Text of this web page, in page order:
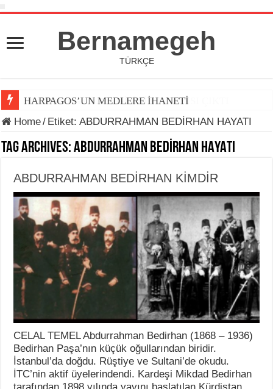
Bernamegeh
TÜRKÇE
HARPAGOS’UN MEDLERE İHANETİ
Home/ Etiket:ABDURRAHMAN BEDİRHAN HAYATI
Tag Archives:ABDURRAHMAN BEDİRHAN HAYATI
ABDURRAHMAN BEDİRHAN KİMDİR
CELAL TEMEL Abdurrahman Bedirhan (1868 – 1936)
Bedirhan Paşa’nın küçük oğullarından biridir.
İstanbul’da doğdu. Rüştiye ve Sultani’de okudu.
İTC’nin aktif üyelerindendi. Kardeşi Mikdad Bedirhan